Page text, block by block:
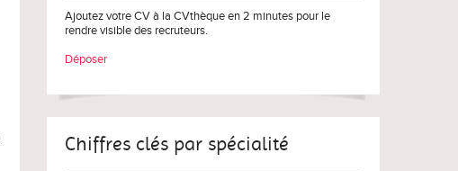
Ajoutez votre CV à la CVthèque en 2 minutes pour le
rendre visible des recruteurs.
Déposer
Chiffres clés par spécialité